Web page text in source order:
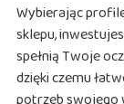
Wybierając
sklepu,
spełnią Twoje
dzięki czemu
potrzeb swojego